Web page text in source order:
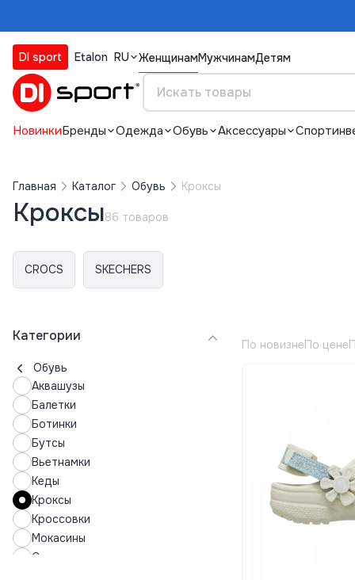
DI sport Etalon RU ЖенщинамМужчинамДетям
НовинкиБренды Одежда Обувь Аксессуары
Главная Каталог Обувь Кроксы
Кроксы86 товаров
CROCS SKECHERS
Категории
Обувь
Аквашузы
Балетки
Ботинки
Бутсы
Вьетнамки
Кеды
Кроксы
Кроссовки
Мокасины
Сандалии
По новизнеПо цене